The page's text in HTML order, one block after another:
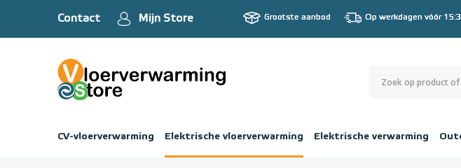
Contact Mijn Store Grootste aanbod Op werkdagen vóór
CV-vloerverwarming Elektrische vloerverwarming Elektrische verwarming